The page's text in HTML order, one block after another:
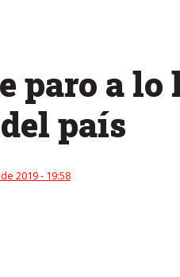
paro a lo
país
2019 - 19:58